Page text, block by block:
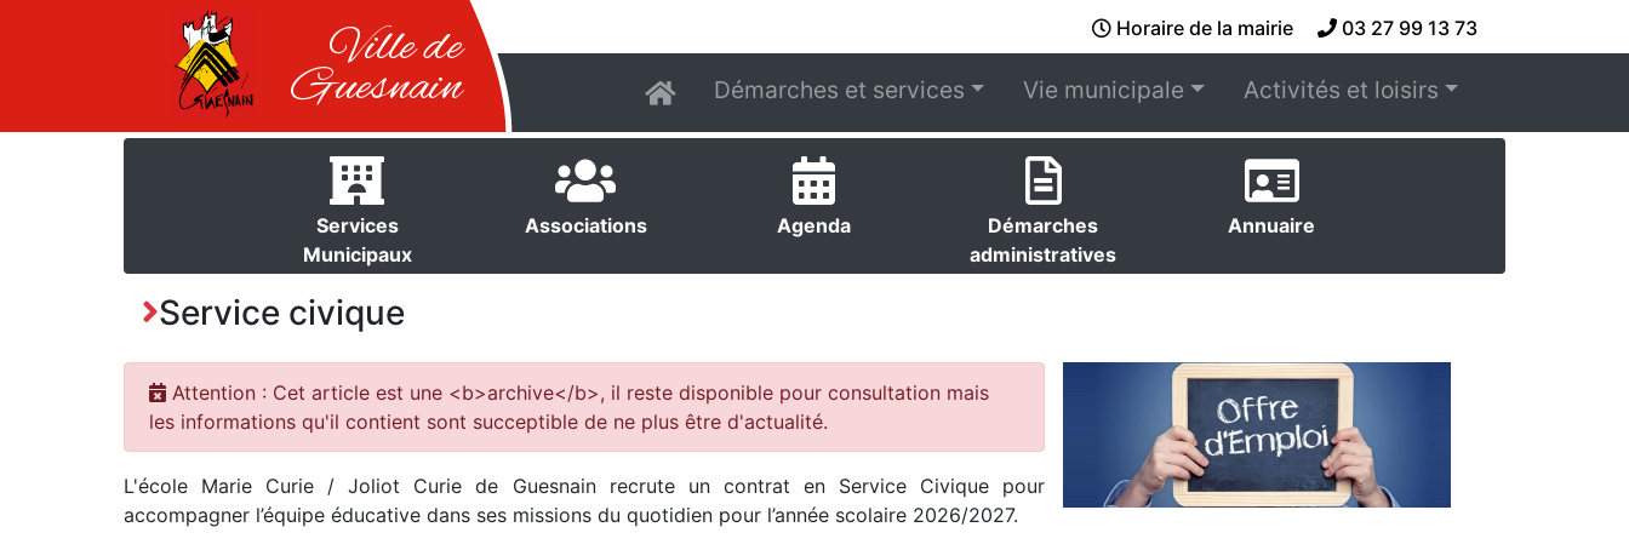
Ville de
Guesnain
Horaire de la mairie 03 27 99 13 73
Démarches et services Vie municipale Activités et loisirs
Services
Municipaux
Associations Agenda
Démarches
administratives
Annuaire
Service civique
Attention : Cet article est une <b>archive</b>, il reste disponible pour consultation mais
les informations qu'il contient sont succeptible de ne plus être d'actualité.
L'école Marie Curie / Joliot Curie de Guesnain recrute un contrat en Service Civique pour
accompagner l’équipe éducative dans ses missions du quotidien pour l’année scolaire 2026/2027.